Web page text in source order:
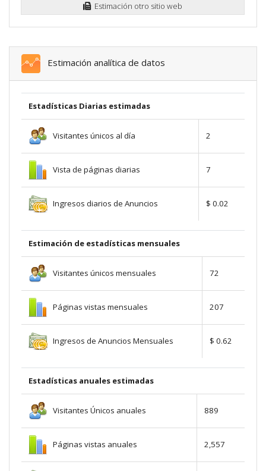
Estimación otro sitio web
Estimación analítica de datos
Estadísticas Diarias estimadas
Visitantes únicos al día 2
Vista de páginas diarias 7
Ingresos diarios de Anuncios $ 0.02
Estimación de estadísticas mensuales
Visitantes únicos mensuales 72
Páginas vistas mensuales 207
Ingresos de Anuncios Mensuales $ 0.62
Estadísticas anuales estimadas
Visitantes Únicos anuales 889
Páginas vistas anuales 2,557